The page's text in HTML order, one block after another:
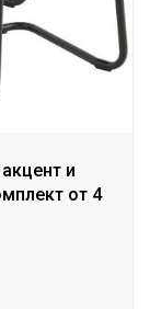
и
от 4